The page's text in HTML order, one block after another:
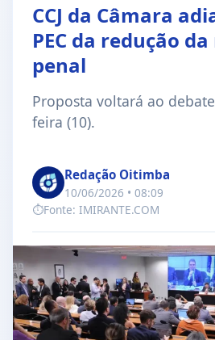
CCJ da Câmara
PEC da redução
penal
Proposta voltará ao
feira (10).
Redação Oitimba
10/06/2026 • 08:09
⏱️Fonte: IMIRANTE.COM